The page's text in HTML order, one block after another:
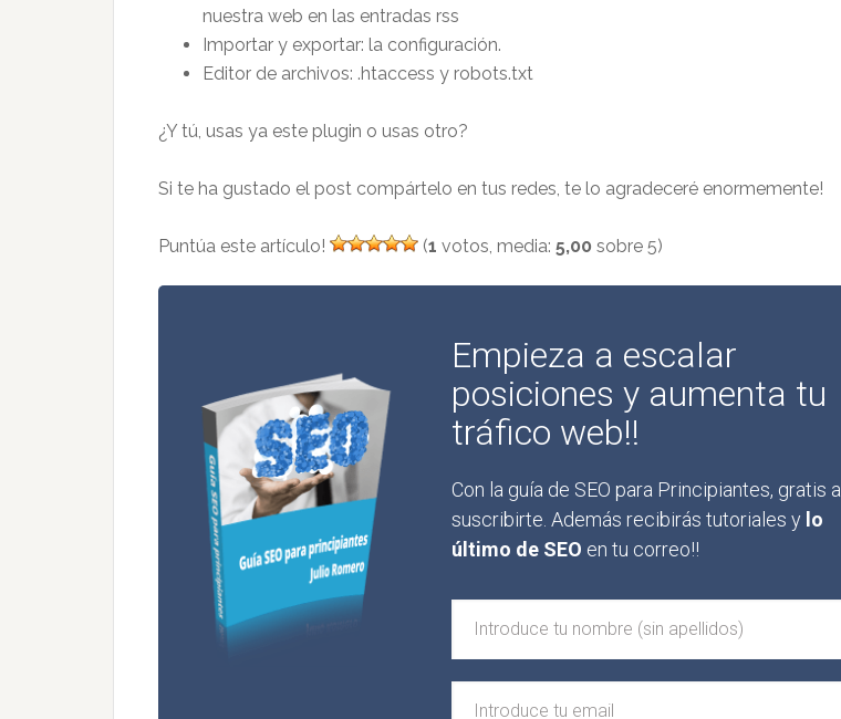
nuestra web en las entradas rss
Importar y exportar: la configuración.
Editor de archivos: .htaccess y robots.txt
¿Y tú, usas ya este plugin o usas otro?
Si te ha gustado el post compártelo en tus redes, te lo agradeceré enormemente!
Puntúa este artículo! (1 votos, media: 5,00 sobre 5)
Empieza a escalar
posiciones y aumenta tu
tráfico web!!
Con la guía de SEO para Principiantes, gratis al
suscribirte. Además recibirás tutoriales y lo
último de SEO en tu correo!!